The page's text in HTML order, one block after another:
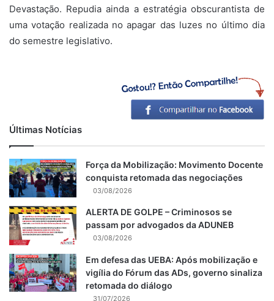
Devastação. Repudia ainda a estratégia obscurantista de
uma votação realizada no apagar das luzes no último dia
do semestre legislativo.
Últimas Notícias
Força da Mobilização: Movimento Docente
conquista retomada das negociações
03/08/2026
ALERTA DE GOLPE – Criminosos se
passam por advogados da ADUNEB
03/08/2026
Em defesa das UEBA: Após mobilização e
vigília do Fórum das ADs, governo sinaliza
retomada do diálogo
31/07/2026